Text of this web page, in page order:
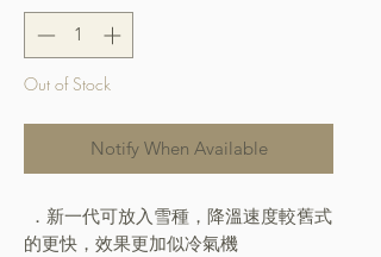
Out of Stock
Notify When Available
．新一代可放入雪種，降溫速度較舊式
的更快，效果更加似冷氣機